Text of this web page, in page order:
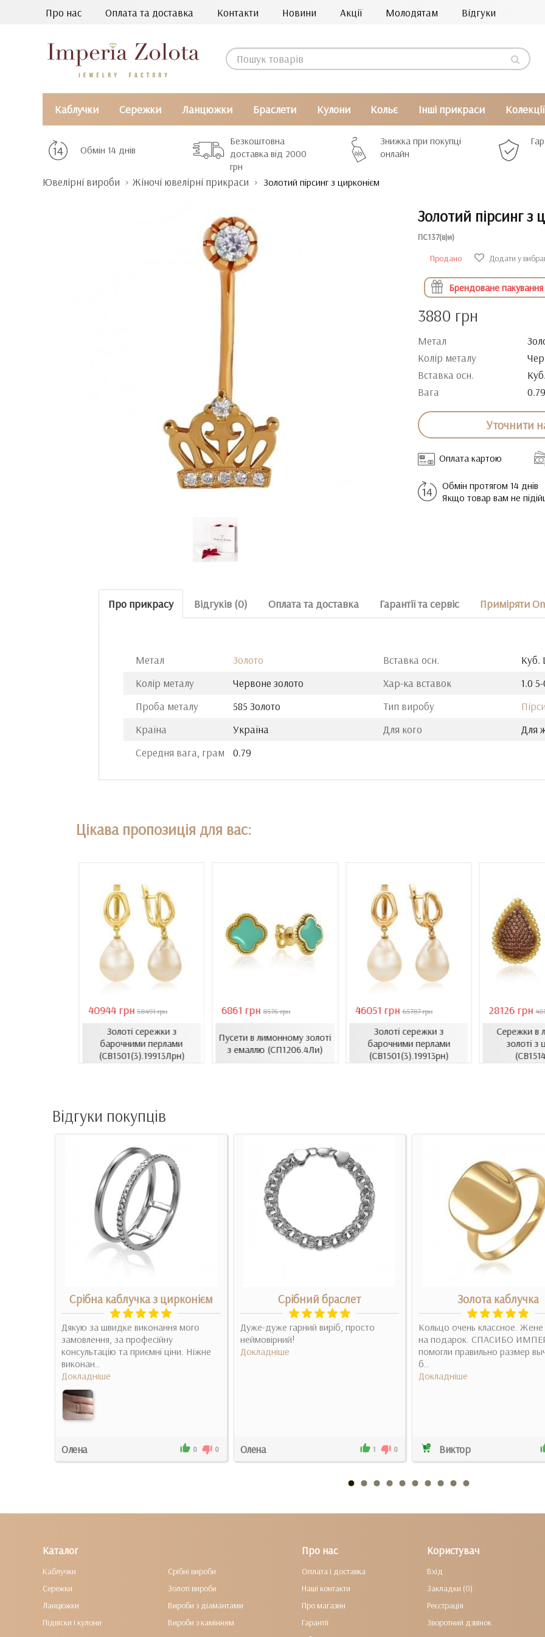
Про нас Оплата та доставка Контакти Новини Акції Молодятам Відгуки
Каблучки Сережки Ланцюжки Браслети Кулони Кольє Інші прикраси Колекції
Обмін 14 днів
Безкоштовна
доставка від 2000
грн
Знижка при покупці
онлайн
Ювелірні вироби Жіночі ювелірні прикраси Золотий пірсинг з цирконієм
Золотий пірсинг з
ПС137(в)и)
Продано
Додати у
Брендоване пакування
3880 грн
Метал
Колір металу
Вставка осн.
Вага
Уточнити
Оплата картою
Обмін протягом 14 днів
Якщо товар вам не
Про прикрасу Відгуків (0) Оплата та доставка Гарантії та сервіс Приміряти
Метал
Золото
Колір металу
Червоне золото
Проба металу
585 Золото
Країна
Україна
Середня вага, грам
0.79
Вставка осн.
Куб.
Хар-ка вставок
1.0
Тип виробу
Для кого
Для
Цікава пропозиція для вас:
40944 грн 58491 грн
Золоті сережки з
барочними перлами
(СВ1501(3).19913Лрн)
6861 грн 8576 грн
Пусети в лимонному золоті
з емаллю (СП1206.4Ли)
46051 грн 65787 грн
Золоті сережки з
барочними перлами
(СВ1501(3).19913рн)
28126 грн
Сережки в
золоті з
Відгуки покупців
Срібна каблучка з цирконієм
Дякую за швидке виконання мого
замовлення, за професійну
консультацію та приємні ціни. Ніжне
виконан..
Докладніше
Олена 0 0
Срібний браслет
Дуже-дуже гарний виріб, просто
неймовірний!
Докладніше
Олена 1 0
Золота каблучка
Кольцо очень классное. Жене
на подарок. СПАСИБО
помогли правильно размер
б..
Докладніше
Виктор
Каталог
Каблучки
Сережки
Ланцюжки
Підвіски і кулони
Срібні вироби
Золоті вироби
Вироби з діамантами
Вироби з камінням
Про нас
Оплата і доставка
Наші контакти
Про магазин
Гарантії
Користувач
Вхід
Закладки (0)
Реєстрація
Зворотний дзвінок